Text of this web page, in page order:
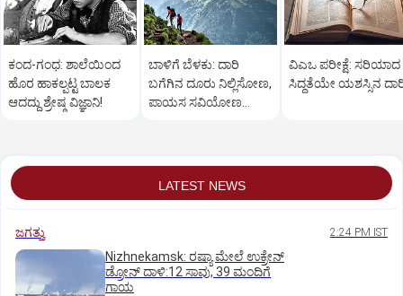
ಕಂದ-ಗಂಧ: ಶಾಲೆಯಿಂದ
ಹೊರ ಹಾಕಲ್ಪಟ್ಟ ಬಾಲಕ
ಆದದ್ದು ಶ್ರೇಷ್ಠ ವಿಜ್ಞಾನಿ!
ಬಾಳಿಗೆ ಬೆಳಕು: ದಾರಿ
ಬಗೆಗಿನ ದೂರು ನಿಲ್ಲಿಸೋಣ,
ಪಾಯಸ ಸವಿಯೋಣ...
ವಿಎಒ ಪರೀಕ್ಷೆ: ಸರಿಯಾದ
ಸಿದ್ಧತೆಯೇ ಯಶಸ್ಸಿನ
LATEST NEWS
ಜಗತ್ತು 2:24 PM IST
Nizhnekamsk: ರಷ್ಯಾ ಮೇಲೆ ಉಕ್ರೇನ್
ಡ್ರೋನ್ ದಾಳಿ:12 ಸಾವು, 39 ಮಂದಿಗೆ
ಗಾಯ